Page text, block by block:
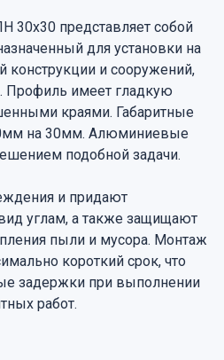
30х30 представляет собой
для установки на
и сооружений,
Профиль имеет гладкую
краями. Габаритные
на 30мм. Алюминиевые
подобной задачи.
и придают
углам, а также защищают
пыли и мусора. Монтаж
короткий срок, что
задержки при выполнении
работ.